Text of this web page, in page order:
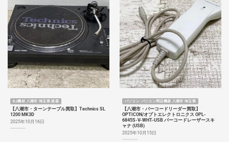
DJ機材 八潮市 埼玉県 楽器
【八潮市・ターンテーブル買取】Technics SL
1200 MK3D
2025年10月16日
パソコン パソコン周辺機器 八潮市 埼玉県
【八潮市・バーコードリーダー買取】
OPTICON/オプトエレクトロニクス OPL-
6845S-V-WHT-USB バーコードレーザースキ
ャナ (USB)
2025年10月15日